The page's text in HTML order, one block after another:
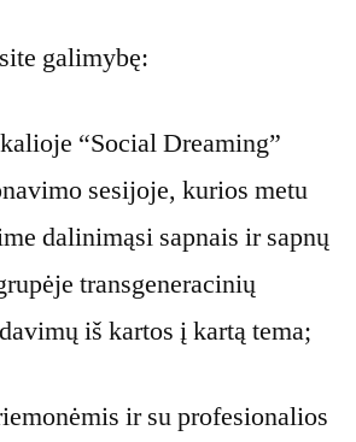
galimybę:
“Social Dreaming”
sesijoje, kurios metu
dalinimąsi sapnais ir sapnų
transgeneracinių
iš kartos į kartą tema;
ir su profesionalios